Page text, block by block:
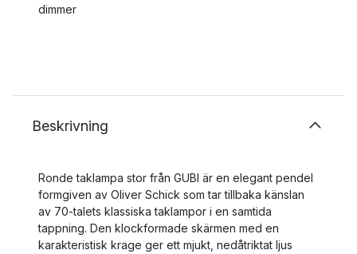
dimmer
Beskrivning
Ronde taklampa stor från GUBI är en elegant pendel
formgiven av Oliver Schick som tar tillbaka känslan
av 70-talets klassiska taklampor i en samtida
tappning. Den klockformade skärmen med en
karakteristisk krage ger ett mjukt, nedåtriktat ljus